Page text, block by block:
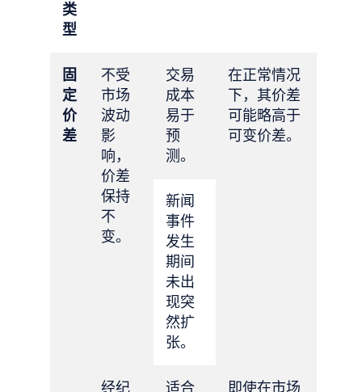
类
型
固
定
价
差
不受
市场
波动
影
响，
价差
保持
不
变。
交易
成本
易于
预
测。
在正常情况
下，其价差
可能略高于
可变价差。
新闻
事件
发生
期间
未出
现突
然扩
张。
经纪
适合
即使在市场